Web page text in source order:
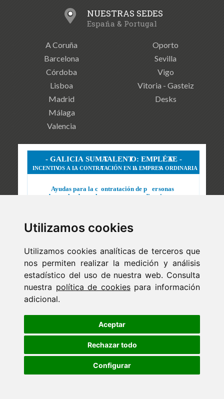
Utilizamos cookies
Utilizamos cookies analíticas de terceros que
nos permiten realizar la medición y análisis
estadístico del uso de nuestra web. Consulta
nuestra política de cookiespara información
adicional.
Aceptar
Rechazar todo
Configurar
NUESTRAS SEDES
España & Portugal
A Coruña
Barcelona
Córdoba
Lisboa
Madrid
Málaga
Valencia
Oporto
Sevilla
Vigo
Vitoria - Gasteiz
Desks
ejaso_comunica@ejaso.com
(+34) 915 341 480
Copyright © Estudio Jurídico EJASO. Todos los derechos